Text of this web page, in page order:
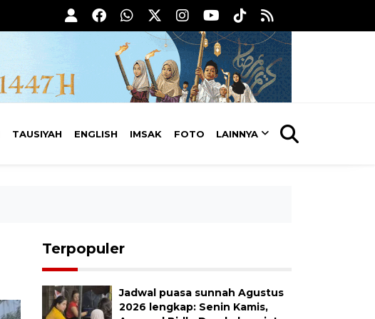
TAUSIYAH ENGLISH IMSAK FOTO LAINNYA
Terpopuler
Jadwal puasa sunnah Agustus
2026 lengkap: Senin Kamis,